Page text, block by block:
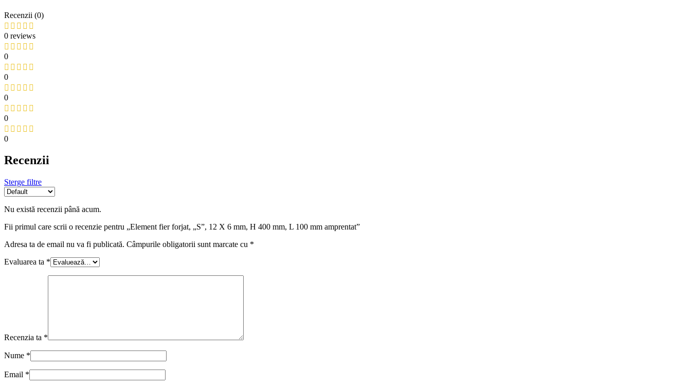
Recenzii (0)
0 reviews
0
0
0
0
0
Recenzii
Sterge filtre
Nu există recenzii până acum.
Fii primul care scrii o recenzie pentru „Element fier forjat, „S”, 12 X 6 mm, H 400 mm, L 100 mm amprentat”
Adresa ta de email nu va fi publicată. Câmpurile obligatorii sunt marcate cu *
Evaluarea ta *
Recenzia ta *
Nume *
Email *